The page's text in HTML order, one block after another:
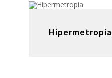
Hipermetropia